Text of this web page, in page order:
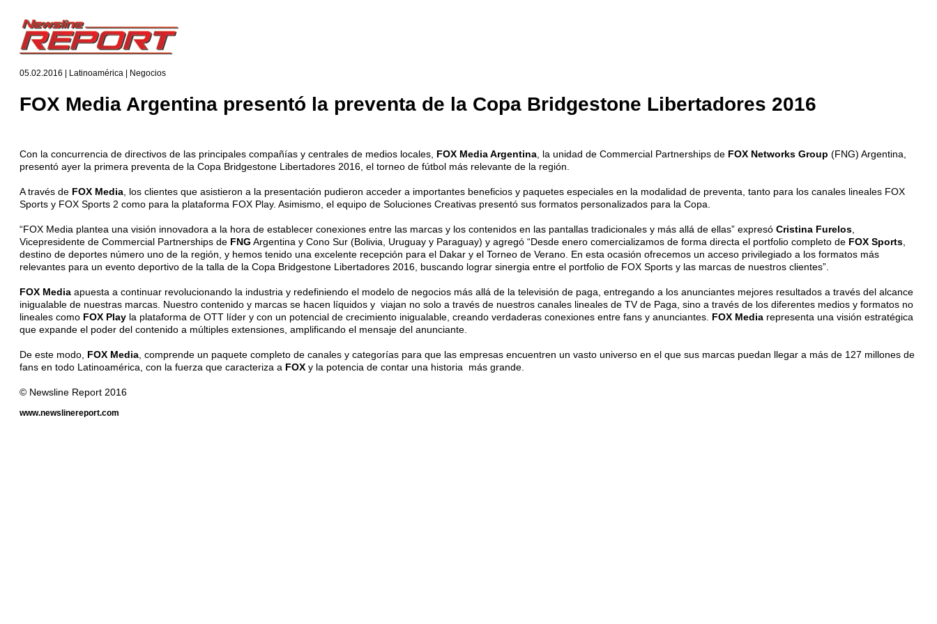
05.02.2016 | Latinoamérica | Negocios
FOX Media Argentina presentó la preventa de la Copa Bridgestone Libertadores 2016
Con la concurrencia de directivos de las principales compañías y centrales de medios locales, FOX Media Argentina , la unidad de Commercial Partnerships de FOX Networks Group (FNG) Argentina,
presentó ayer la primera preventa de la Copa Bridgestone Libertadores 2016, el torneo de fútbol más relevante de la región.
A través de FOX Media , los clientes que asistieron a la presentación pudieron acceder a importantes beneficios y paquetes especiales en la modalidad de preventa, tanto para los canales lineales FOX
Sports y FOX Sports 2 como para la plataforma FOX Play. Asimismo, el equipo de Soluciones Creativas presentó sus formatos personalizados para la Copa.
“FOX Media plantea una visión innovadora a la hora de establecer conexiones entre las marcas y los contenidos en las pantallas tradicionales y más allá de ellas” expresó Cristina Furelos
Vicepresidente de Commercial Partnerships de FNG Argentina y Cono Sur (Bolivia, Uruguay y Paraguay) y agregó “Desde enero comercializamos de forma directa el portfolio completo de FOX Sports
destino de deportes número uno de la región, y hemos tenido una excelente recepción para el Dakar y el Torneo de Verano. En esta ocasión ofrecemos un acceso privilegiado a los formatos más
relevantes para un evento deportivo de la talla de la Copa Bridgestone Libertadores 2016, buscando lograr sinergia entre el portfolio de FOX Sports y las marcas de nuestros clientes”.
FOX Media apuesta a continuar revolucionando la industria y redefiniendo el modelo de negocios más allá de la televisión de paga, entregando a los anunciantes mejores resultados a través del alcance
inigualable de nuestras marcas. Nuestro contenido y marcas se hacen líquidos y viajan no solo a través de nuestros canales lineales de TV de Paga, sino a través de los diferentes medios y formatos no
lineales como FOX Play la plataforma de OTT líder y con un potencial de crecimiento inigualable, creando verdaderas conexiones entre fans y anunciantes. FOX Media representa una visión estratégica
que expande el poder del contenido a múltiples extensiones, amplificando el mensaje del anunciante.
De este modo, FOX Media , comprende un paquete completo de canales y categorías para que las empresas encuentren un vasto universo en el que sus marcas puedan llegar a más de 127 millones de
fans en todo Latinoamérica, con la fuerza que caracteriza a FOX y la potencia de contar una historia más grande.
© Newsline Report 2016
www.newslinereport.com